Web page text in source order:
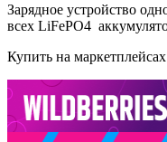
Зарядное устройство
всех LiFePO4
Купить на